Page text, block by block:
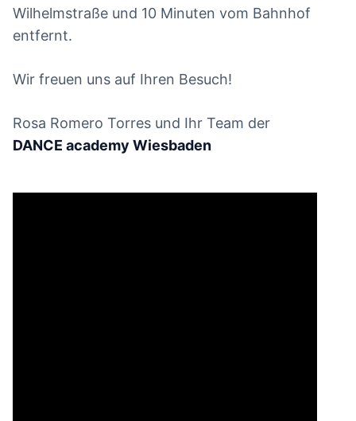
Wilhelmstraße und 10 Minuten vom Bahnhof
entfernt.
Wir freuen uns auf Ihren Besuch!
Rosa Romero Torres und Ihr Team der
DANCE academy Wiesbaden